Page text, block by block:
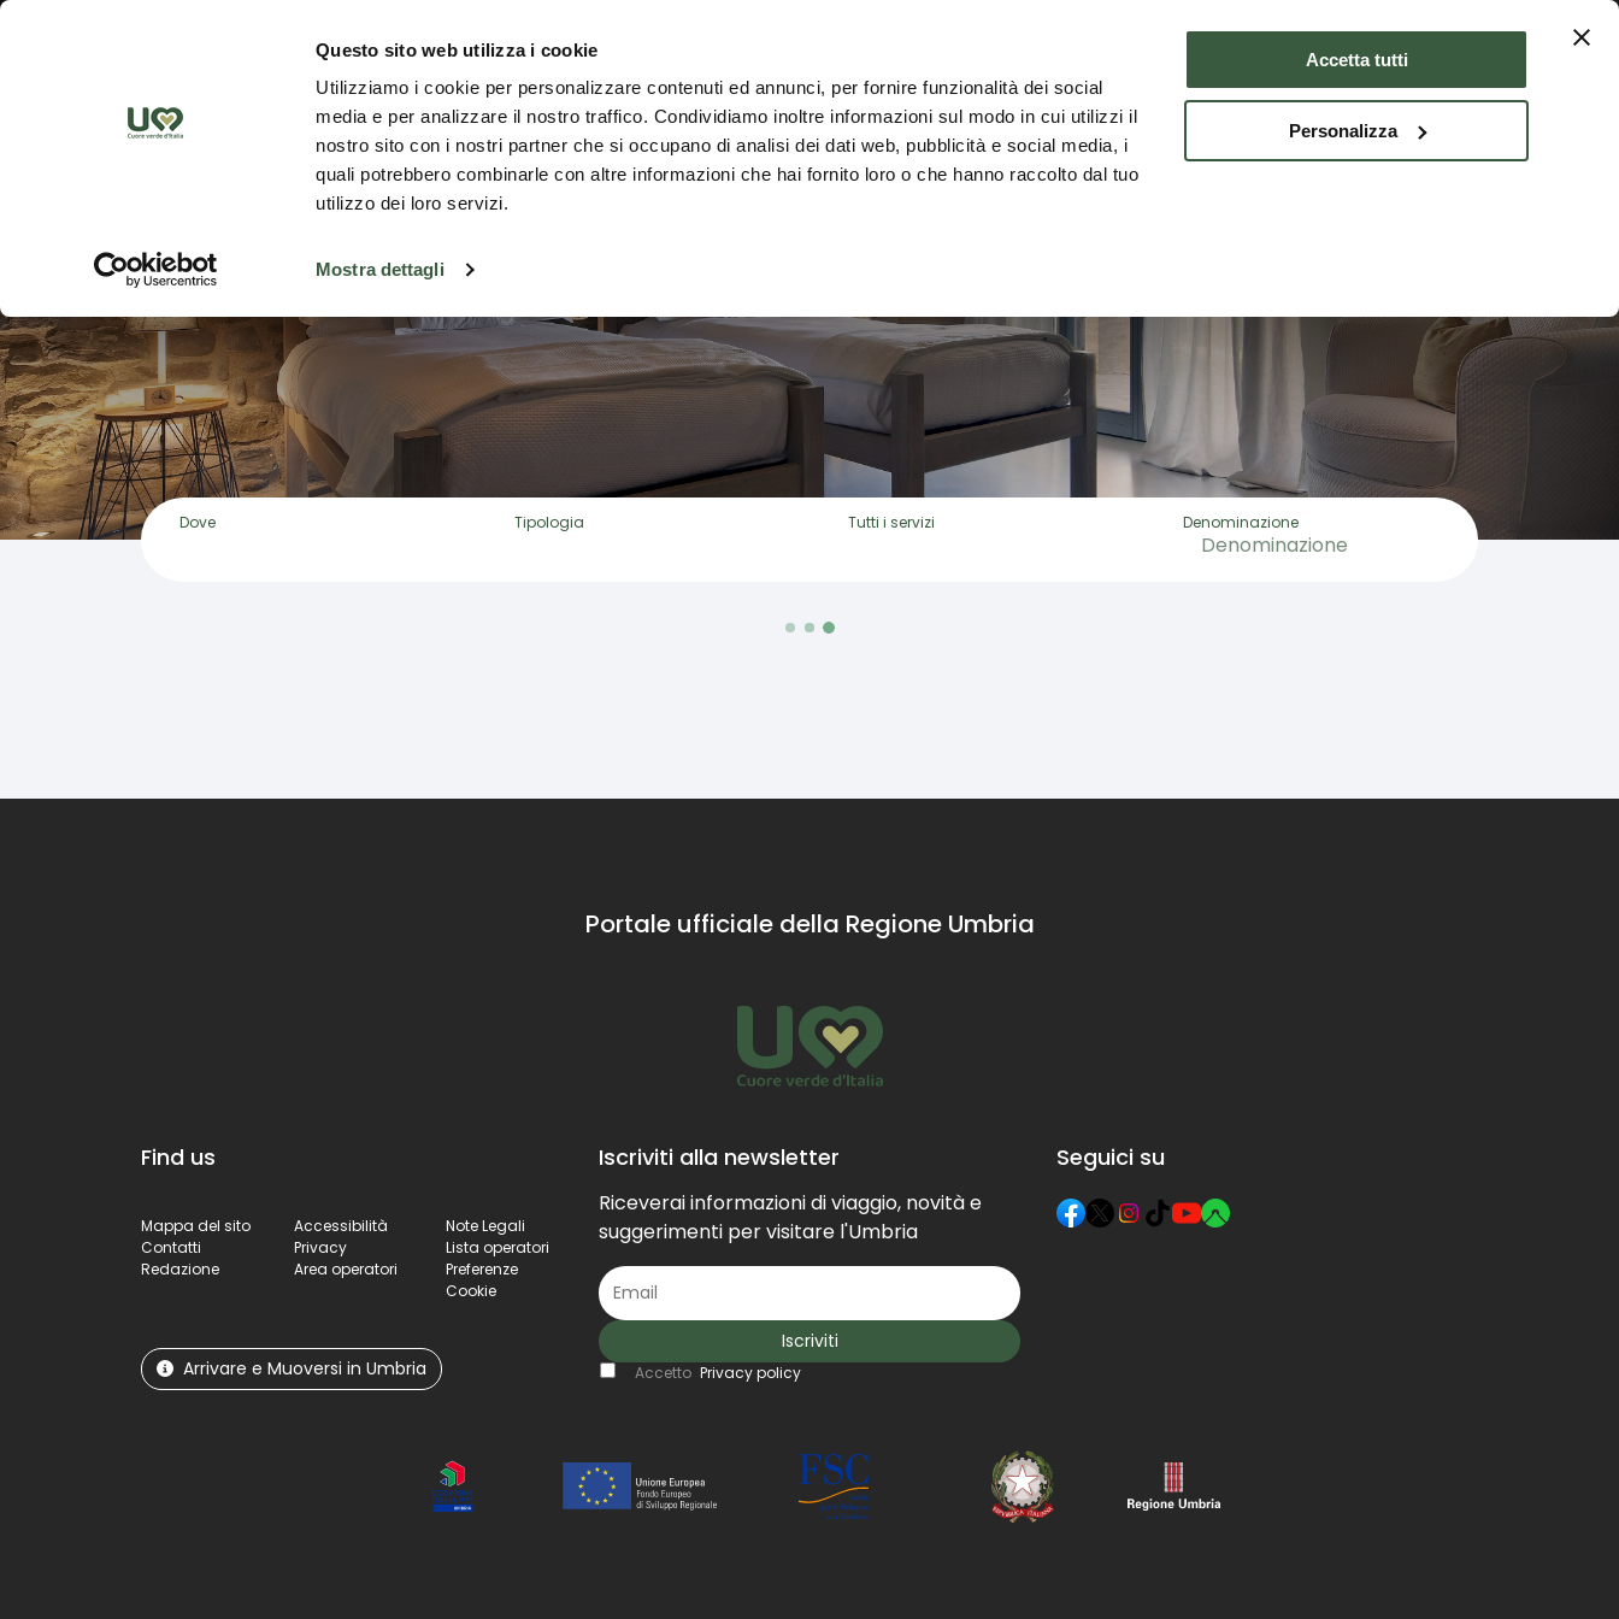
Questo sito web utilizza i cookie
Utilizziamo i cookie per personalizzare contenuti ed annunci, per fornire funzionalità dei social
media e per analizzare il nostro traffico. Condividiamo inoltre informazioni sul modo in cui utilizzi il
nostro sito con i nostri partner che si occupano di analisi dei dati web, pubblicità e social media, i
quali potrebbero combinarle con altre informazioni che hai fornito loro o che hanno raccolto dal tuo
utilizzo dei loro servizi.
Mostra dettagli
Accetta tutti
Personalizza
Scopri il territorio
DOVE DORMIRE
Dove Tipologia Tutti i servizi Denominazione
Portale ufficiale della Regione Umbria
Find us
Mappa del sito Accessibilità
Note Legali
Contatti
Privacy
Lista operatori
Redazione
Area operatori
Preferenze
Cookie
Arrivare e Muoversi in Umbria
Iscriviti alla newsletter
Riceverai informazioni di viaggio, novità e
suggerimenti per visitare l'Umbria
Iscriviti
Accetto Privacy policy
Seguici su